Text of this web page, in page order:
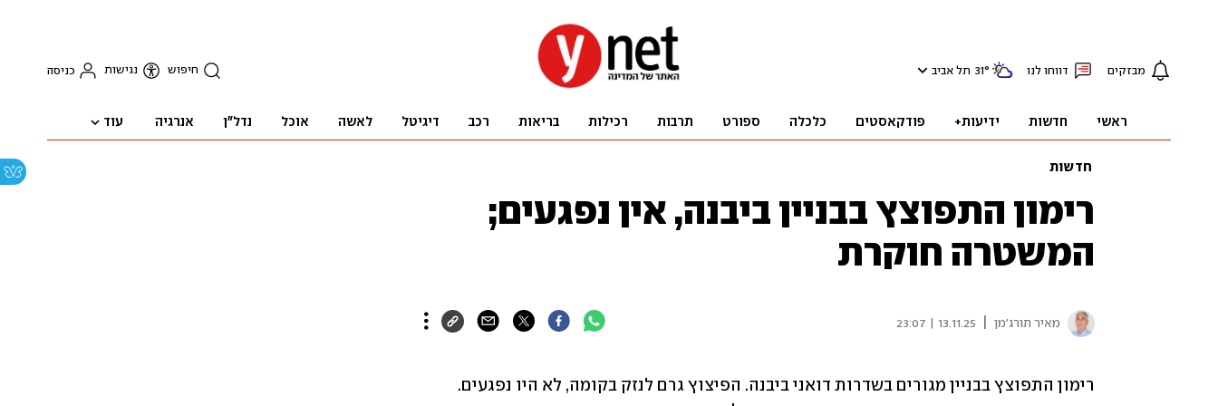
מבזקים דווחו לנו 31° תל אביב חיפוש נגישות כניסה
ראשי חדשות ידיעות+ פודקאסטים כלכלה ספורט תרבות רכילות בריאות רכב דיגיטל לאשה אוכל נדל"ן אנרגיה עוד
חדשות
רימון התפוצץ בבניין ביבנה, אין נפגעים;
המשטרה חוקרת
מאיר תורג'מן 13.11.25 | 23:07